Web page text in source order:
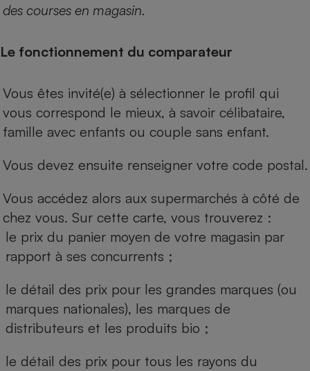
des courses en magasin.
Le fonctionnement du comparateur
Vous êtes invité(e) à sélectionner le profil qui
vous correspond le mieux, à savoir célibataire,
famille avec enfants ou couple sans enfant.
Vous devez ensuite renseigner votre code postal.
Vous accédez alors aux supermarchés à côté de
chez vous. Sur cette carte, vous trouverez :
le prix du panier moyen de votre magasin par
rapport à ses concurrents ;
le détail des prix pour les grandes marques (ou
marques nationales), les marques de
distributeurs et les produits bio ;
le détail des prix pour tous les rayons du